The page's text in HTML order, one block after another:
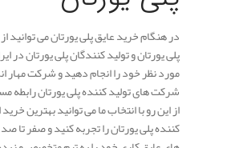
در هنگام خرید عایق پلی یورتان می توانید
پلی یورتان و تولید کنندگان پلی یورتان در
مورد نظر خود را انجام دهید و شرکت مهار
شرکت های تولید کننده پلی یورتان رابطه
از این رو با انتخاب ما می توانید بهترین خرید
کننده پلی یورتان را تجربه کنید و صفر تا